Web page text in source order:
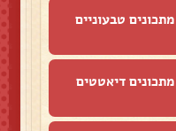
מתכונים טבעוניים
מתכונים דיאטטים